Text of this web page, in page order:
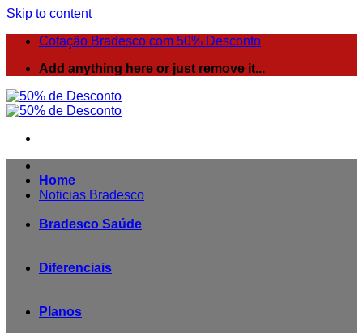
Skip to content
Cotação Bradesco com 50% Desconto
Add anything here or just remove it...
Noticias Bradesco
Home
Bradesco Saúde
Diferenciais
Planos